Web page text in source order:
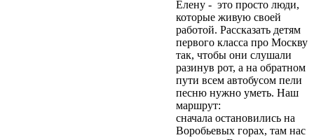
Отправить
Елену - это просто люди,
которые живую своей
работой. Рассказать детям
первого класса про Москву
так, чтобы они слушали
разинув рот, а на обратном
пути всем автобусом пели
песню нужно уметь. Наш
маршрут:
сначала остановились на
Воробьевых горах, там нас